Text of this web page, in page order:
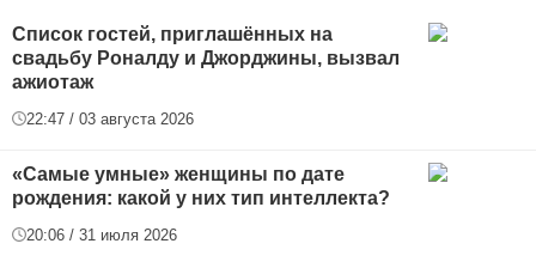
Список гостей, приглашённых на
свадьбу Роналду и Джорджины, вызвал
ажиотаж
22:47 / 03 августа 2026
«Самые умные» женщины по дате
рождения: какой у них тип интеллекта?
20:06 / 31 июля 2026